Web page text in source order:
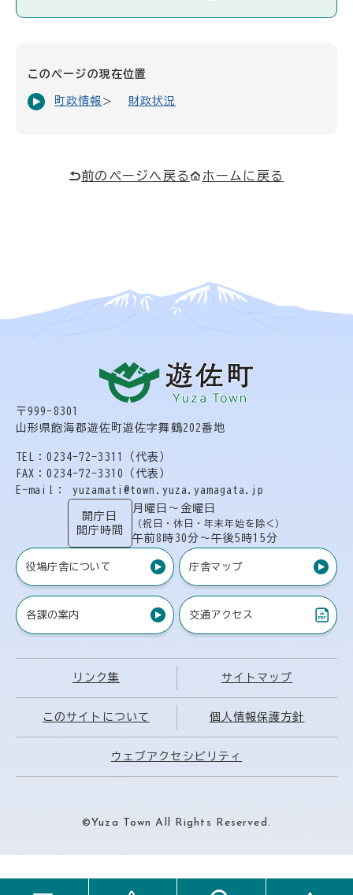
このページの現在位置
町政情報 財政状況
前のページへ戻る ホームに戻る
〒999-8301
山形県飽海郡遊佐町遊佐字舞鶴202番地
TEL：0234-72-3311（代表）
FAX：0234-72-3310（代表）
E-mail： yuzamati@town.yuza.yamagata.jp
開庁日
開庁時間
月曜日〜金曜日
（祝日・休日・年末年始を除く）
午前8時30分〜午後5時15分
役場庁舎について 庁舎マップ
各課の案内 交通アクセス
（PDF）
リンク集 サイトマップ
このサイトについて 個人情報保護方針
ウェブアクセシビリティ
©Yuza Town All Rights Reserved.